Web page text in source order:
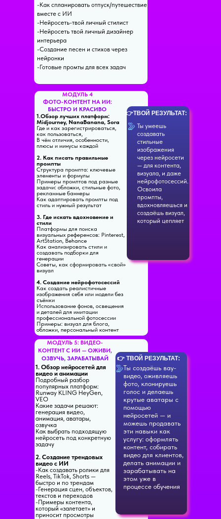
1.Обзор лучших платформ:
Midjourney, NanaBanana, Sora
Где и как зарегистрироваться,
как пользоваться,
В чём отличия, особенности,
плюсы и минусы каждой
2. Как писать правильные
промпты
Структура промпта: ключевые
элементы и формулы
Примеры промптов под разные
задачи: обложки, стильные фото,
рекламные баннеры
Как адаптировать промпты под
стиль и нужный результат
3. Где искать вдохновение и
стили
Платформы для поиска
визуальных референсов: Pinterest,
ArtStation, Behance
Как анализировать стили и
создавать подборки для
генерации
Советы, как сформировать «свой»
визуал
4. Создание нейрофотосессий
Как создать реалистичные
изображения себя или модели без
съёмки
Использование фонов, освещения
и деталей для имитации
профессиональной фотосессии
Примеры: визуал для блога,
обложки, персональный контент
Ты умеешь
создавать
стильные
изображения
через нейросети
— для контента,
визуала, и даже
нейрофотосессий.
Освоила
промпты,
вдохновляешься и
создаёшь визуал,
который цепляет
МОДУЛЬ 5: ВИДЕО-
КОНТЕНТ С ИИ — ОЖИВИ,
ОЗВУЧЬ, ЗАРАБАТЫВАЙ
1. Обзор нейросетей для
видео и анимации
Подробный разбор
популярных платформ:
Runway KLING HeyGen,
VEO
Какие задачи решают:
генерация видео,
анимация, аватары,
озвучка
Как выбрать подходящую
нейросеть под конкретную
задачу
2. Создание трендовых
видео с ИИ
-Как создавать ролики для
Reels, TikTok, Shorts —
быстро и по трендам
-Генерация сцен, объектов,
текстов и переходов
-Примеры контента,
который «залетает» и
приносит просмотры
Ты создаёшь вау-
видео, оживляешь
фото, клонируешь
голос и делаешь
крутые аватары с
помощью
нейросетей — и
можешь продавать
эти навыки как
услугу: оформлять
контент, собирать
видео для клиентов,
делать анимации и
зарабатывать на
этом уже в
процессе обучения
МОДУЛЬ 4
ФОТО-КОНТЕНТ НА ИИ:
БЫСТРО И КРАСИВО
-Как спланировать отпуск/путешествие
вместе с ИИ
-Нейросеть-твой личный стилист
-Нейросеть твой личный дизайнер
интерьера
-Создание песен и стихов через
нейронки
-Готовые промты для всех задач
👉 ТВОЙ РЕЗУЛЬТАТ:
👉ТВОЙ РЕЗУЛЬТАТ: